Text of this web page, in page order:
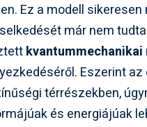
Ez a modell
már nem
kvantummechanikai
Eszerint
térrészekben,
és energiájúak